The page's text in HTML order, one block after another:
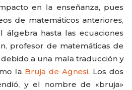
en la enseñanza, pues
de matemáticos anteriores,
hasta las ecuaciones
profesor de matemáticas de
a una mala traducción y
la Bruja de Agnesi. Los dos
y el nombre de «bruja»